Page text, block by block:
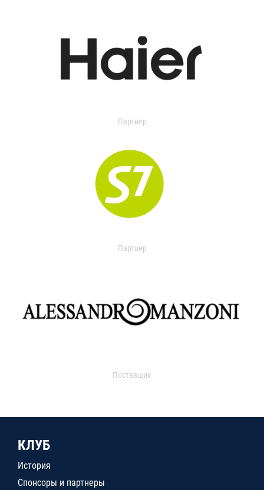
Партнер
Партнер
Поставщик
КЛУБ
История
Спонсоры и партнеры